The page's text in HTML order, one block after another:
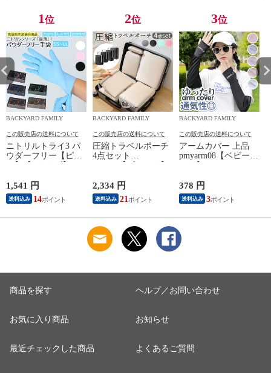
1位
BACKYARD FAMILY
この販売店の送料について
ニトリルトライ3 パ
ウダーフリー【ピン
ク】【Lサイズ】
1,541 円
送料込み 14
2位
BACKYARD FAMILY
この販売店の送料について
圧縮トラベルポーチ
4点セット
pk0804【ブラック】
2,334 円
送料込み 21
3位
BACKYARD FAMILY
この販売店の送料について
アームカバー 上品
pmyarm08【ベビーピ
ンク】
378 円
送料込み 3
商品を探す
お気に入り商品
最近チェックした商品
ヘルプ／お問い合わせ
お知らせ
よくあるご質問